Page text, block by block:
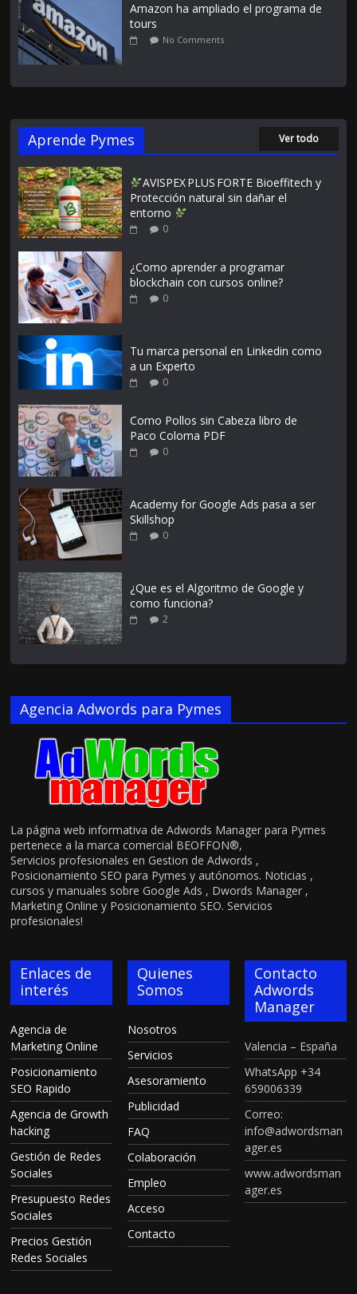
Amazon ha ampliado el programa de
tours
No Comments
Aprende Pymes Ver todo
AVISPEX PLUS FORTE Bioeffitech y
Protección natural sin dañar el
entorno
0
¿Como aprender a programar
blockchain con cursos online?
0
Tu marca personal en Linkedin como
a un Experto
0
Como Pollos sin Cabeza libro de
Paco Coloma PDF
0
Academy for Google Ads pasa a ser
Skillshop
0
¿Que es el Algoritmo de Google y
como funciona?
2
Agencia Adwords para Pymes
La página web informativa de Adwords Manager para Pymes
pertenece a la marca comercial BEOFFON®,
Servicios profesionales en Gestion de Adwords ,
Posicionamiento SEO para Pymes y autónomos. Noticias ,
cursos y manuales sobre Google Ads , Dwords Manager ,
Marketing Online y Posicionamiento SEO. Servicios
profesionales!
Enlaces de
interés
Agencia de
Marketing Online
Posicionamiento
SEO Rapido
Agencia de Growth
hacking
Gestión de Redes
Sociales
Presupuesto Redes
Sociales
Precios Gestión
Redes Sociales
Quienes
Somos
Nosotros
Servicios
Asesoramiento
Publicidad
FAQ
Colaboración
Empleo
Acceso
Contacto
Contacto
Adwords
Manager
Valencia – España
WhatsApp +34
659006339
Correo:
info@adwordsman
ager.es
www.adwordsman
ager.es